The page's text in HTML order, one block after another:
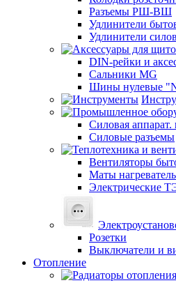
Разъемы РШ-ВШ
Удлинители
Удлинители
DIN-рейки и
Сальники MG
Шины нулевые
Силовая
Силовые разъемы
Вентиляторы
Маты
Электрические
Розетки
Выключатели и
Отопление